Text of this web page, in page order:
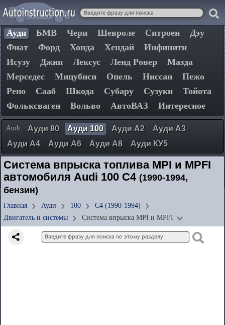
Ауди БМВ Чери Шевроле Ситроен
Дэу
Фиат
Форд Хонда Хендай
Инфинити
Исузу
Джип Лексус Ленд Ровер
Мазда
Мерседес
Мицубиси Опель Ниссан
Пежо
Рено
Сааб Шкода Субару Сузуки
Тойота
Фольксваген
Вольво АвтоВАЗ Интересное
Audi: Ауди 80 Ауди 100 Ауди А2
Ауди А3
Ауди А4
Ауди А6 Ауди А8 Ауди КУ5
Система впрыска топлива MPI и MPFI
автомобиля Audi 100 C4 (1990-1994,
бензин)
Главная Ауди 100
C4 (1990-1994)
Двигатель и системы
Система впрыска MPI и MPFI